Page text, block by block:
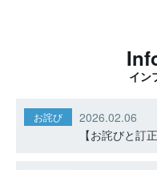
イン
お詫び
2026.02.06
【お詫びと訂